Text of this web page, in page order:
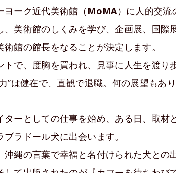
ヨーク近代美術館（ MoMA）に人的交流
、美術館のしくみを学び、企画展、国際
館の館長をなることが決定します。
で、度胸を買われ、見事に人生を渡り
”は健在で、直観で退職。何の展望もあ
ターとしての仕事を始め、ある日、取材
ラドール犬に出会います。
沖縄の言葉で幸福と名付けられた犬との